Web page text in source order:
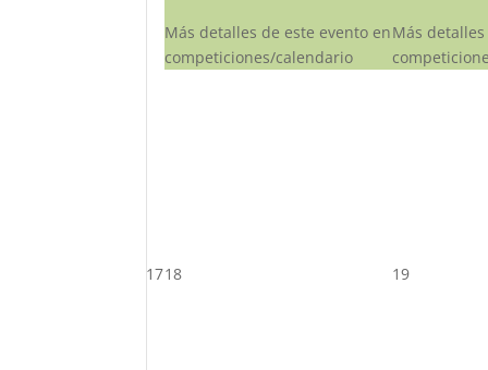
Más detalles de este evento en
competiciones/calendario
Más
1718 19